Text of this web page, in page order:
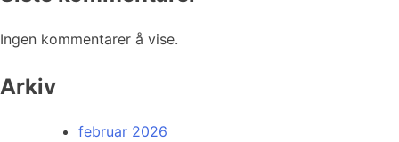
Ingen kommentarer å vise.
Arkiv
februar 2026